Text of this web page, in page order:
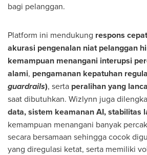
bagi pelanggan.
Platform ini mendukung respons
akurasi pengenalan niat pelanggan
kemampuan menangani interupsi
alami, pengamanan kepatuhan
guardrails), serta peralihan yang
saat dibutuhkan. Wizlynn juga
data, sistem keamanan AI, stabilitas
kemampuan menangani banyak
secara bersamaan sehingga cocok
yang diregulasi ketat, serta memiliki